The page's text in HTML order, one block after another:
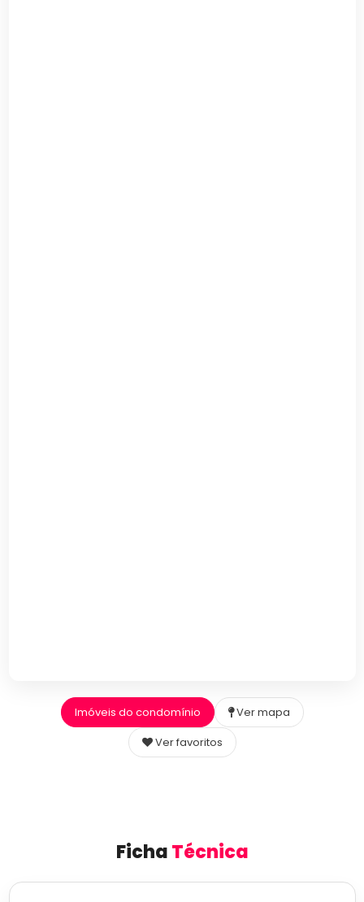
Imóveis do condomínio
Ver mapa
Ver favoritos
FichaTécnica